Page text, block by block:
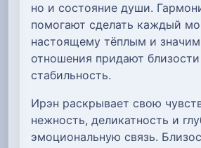
но и состояние души.
помогают сделать каждый
настоящему тёплым и
отношения придают близости
стабильность.
Ирэн раскрывает свою
нежность, деликатность и
эмоциональную связь.